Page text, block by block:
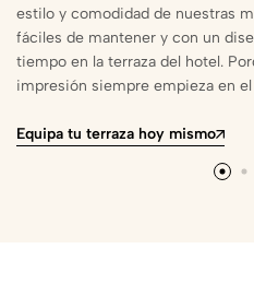
estilo y comodidad de nuestras
fáciles de mantener y con un
tiempo en la terraza del hotel.
impresión siempre empieza en
Equipa tu terraza hoy mismo